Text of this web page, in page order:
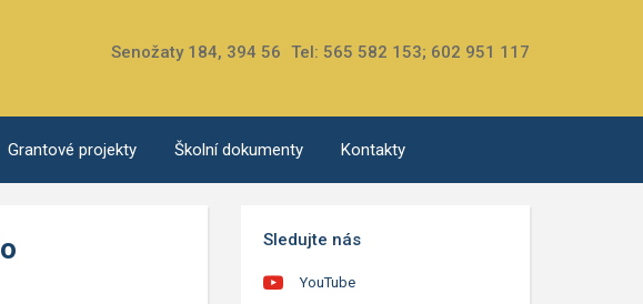
Senožaty 184, 394 56 Tel: 565 582 153; 602 951 117
Grantové projekty Školní dokumenty Kontakty
Sledujte nás
YouTube